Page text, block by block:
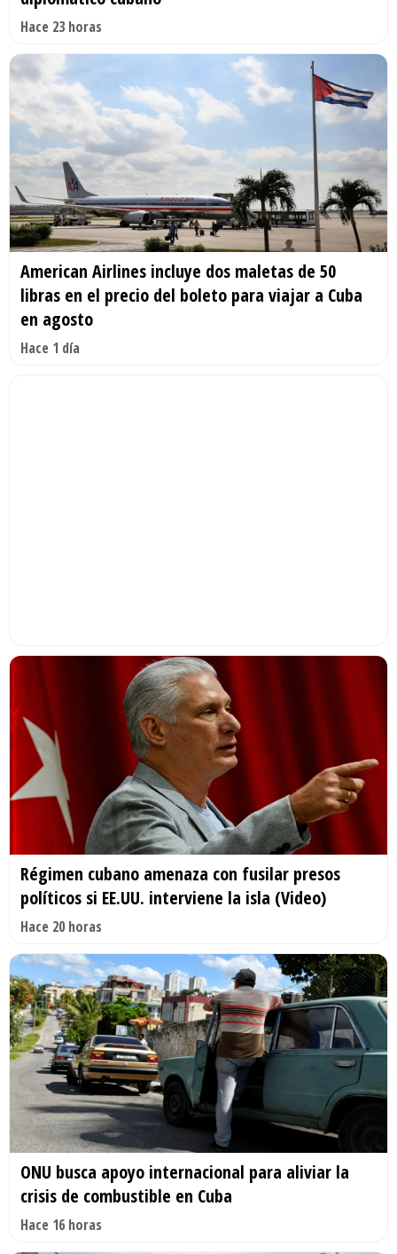
Hace 23 horas
American Airlines incluye dos maletas de 50
libras en el precio del boleto para viajar a Cuba
en agosto
Hace 1 día
Régimen cubano amenaza con fusilar presos
políticos si EE.UU. interviene la isla (Video)
Hace 20 horas
ONU busca apoyo internacional para aliviar la
crisis de combustible en Cuba
Hace 16 horas